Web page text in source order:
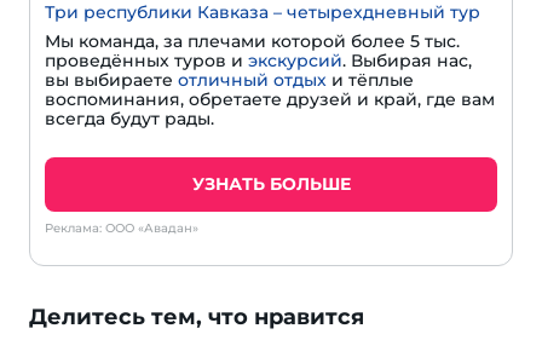
Три республики Кавказа – четырехдневный тур
Мы команда, за плечами которой более 5 тыс.
проведённых туров и экскурсий. Выбирая нас,
вы выбираете отличный отдых и тёплые
воспоминания, обретаете друзей и край, где вам
всегда будут рады.
УЗНАТЬ БОЛЬШЕ
Реклама: ООО «Авадан»
Делитесь тем, что нравится